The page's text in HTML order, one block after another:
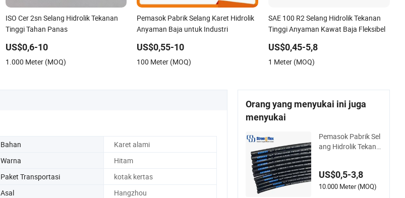
ISO Cer 2sn Selang Hidrolik Tekanan
Tinggi Tahan Panas
US$0,6-10
1.000 Meter (MOQ)
Pemasok Pabrik Selang Karet Hidrolik
Anyaman Baja untuk Industri
US$0,55-10
100 Meter (MOQ)
SAE 100 R2 Selang Hidrolik Tekanan
Tinggi Anyaman Kawat Baja Fleksibel
US$0,45-5,8
1 Meter (MOQ)
Bahan
Karet alami
Warna
Hitam
Paket Transportasi
kotak kertas
Asal
Hangzhou
Orang yang menyukai ini juga
menyukai
Pemasok Pabrik Sel
ang Hidrolik Tekana
1sn
US$0,5-3,8
10.000 Meter (MOQ)